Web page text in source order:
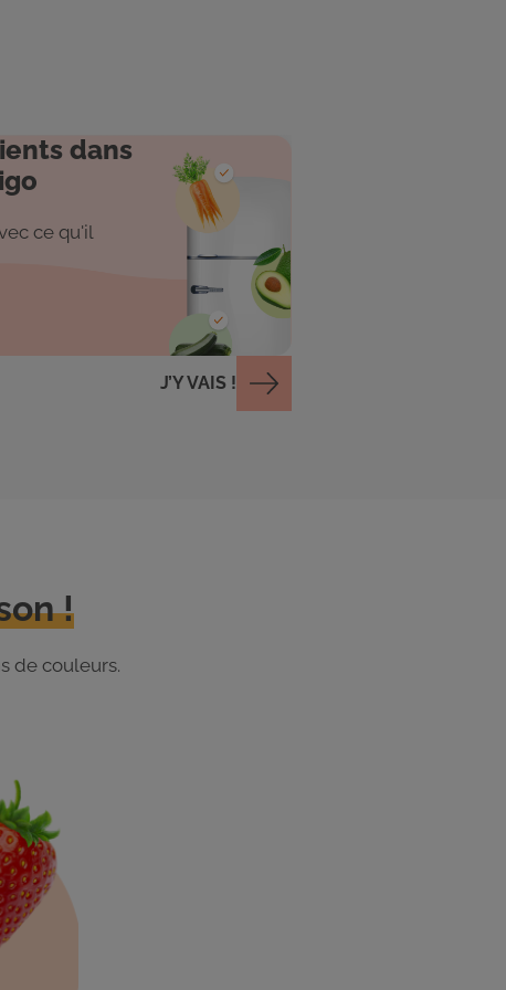
dans
ce qu'il
J’Y VAIS !
!
de couleurs.